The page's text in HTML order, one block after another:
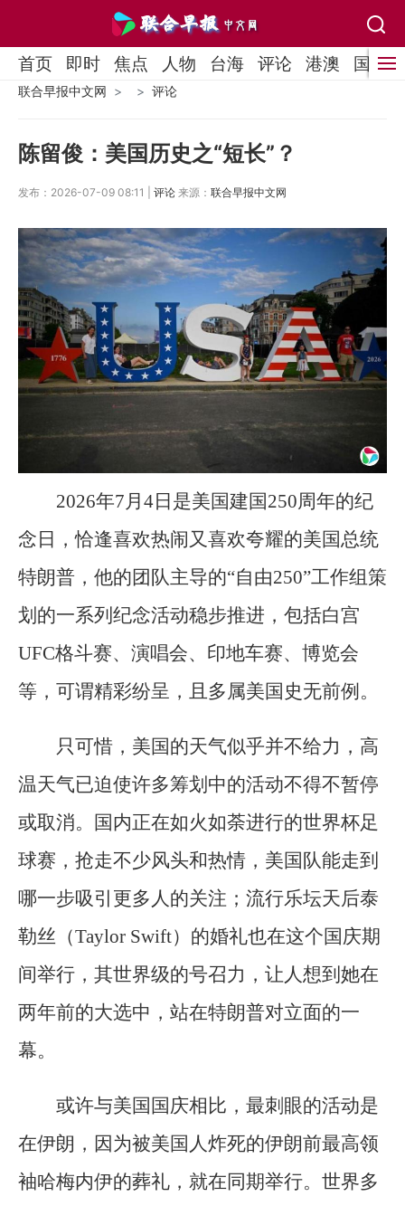
首页 即时 焦点 人物 台海 评论 港澳 国际
联合早报中文网 评论
陈留俊：美国历史之“短长”？
发布：2026-07-09 08:11 | 评论 来源： 联合早报中文网
2026年7月4日是美国建国250周年的纪
念日，恰逢喜欢热闹又喜欢夸耀的美国总统
特朗普，他的团队主导的“自由250”工作组策
划的一系列纪念活动稳步推进，包括白宫
UFC格斗赛、演唱会、印地车赛、博览会
等，可谓精彩纷呈，且多属美国史无前例。
只可惜，美国的天气似乎并不给力，高
温天气已迫使许多筹划中的活动不得不暂停
或取消。国内正在如火如荼进行的世界杯足
球赛，抢走不少风头和热情，美国队能走到
哪一步吸引更多人的关注；流行乐坛天后泰
勒丝（Taylor Swift）的婚礼也在这个国庆期
间举行，其世界级的号召力，让人想到她在
两年前的大选中，站在特朗普对立面的一
幕。
或许与美国国庆相比，最刺眼的活动是
在伊朗，因为被美国人炸死的伊朗前最高领
袖哈梅内伊的葬礼，就在同期举行。世界多